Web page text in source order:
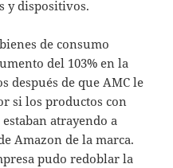
y dispositivos.
de consumo
del 103% en la
después de que AMC le
si los productos con
atrayendo a
Amazon de la marca.
pudo redoblar la